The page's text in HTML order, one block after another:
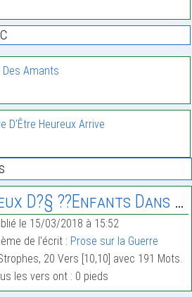
Des Amants
D’Être Heureux Arrive
D?§ ??enfants Dans Un Pays En Guerre
le 15/03/2018 à 15:52
de l'écrit : Prose sur la Guerre
20 Vers [10,10] avec 191 Mots.
les vers ont : 0 pieds